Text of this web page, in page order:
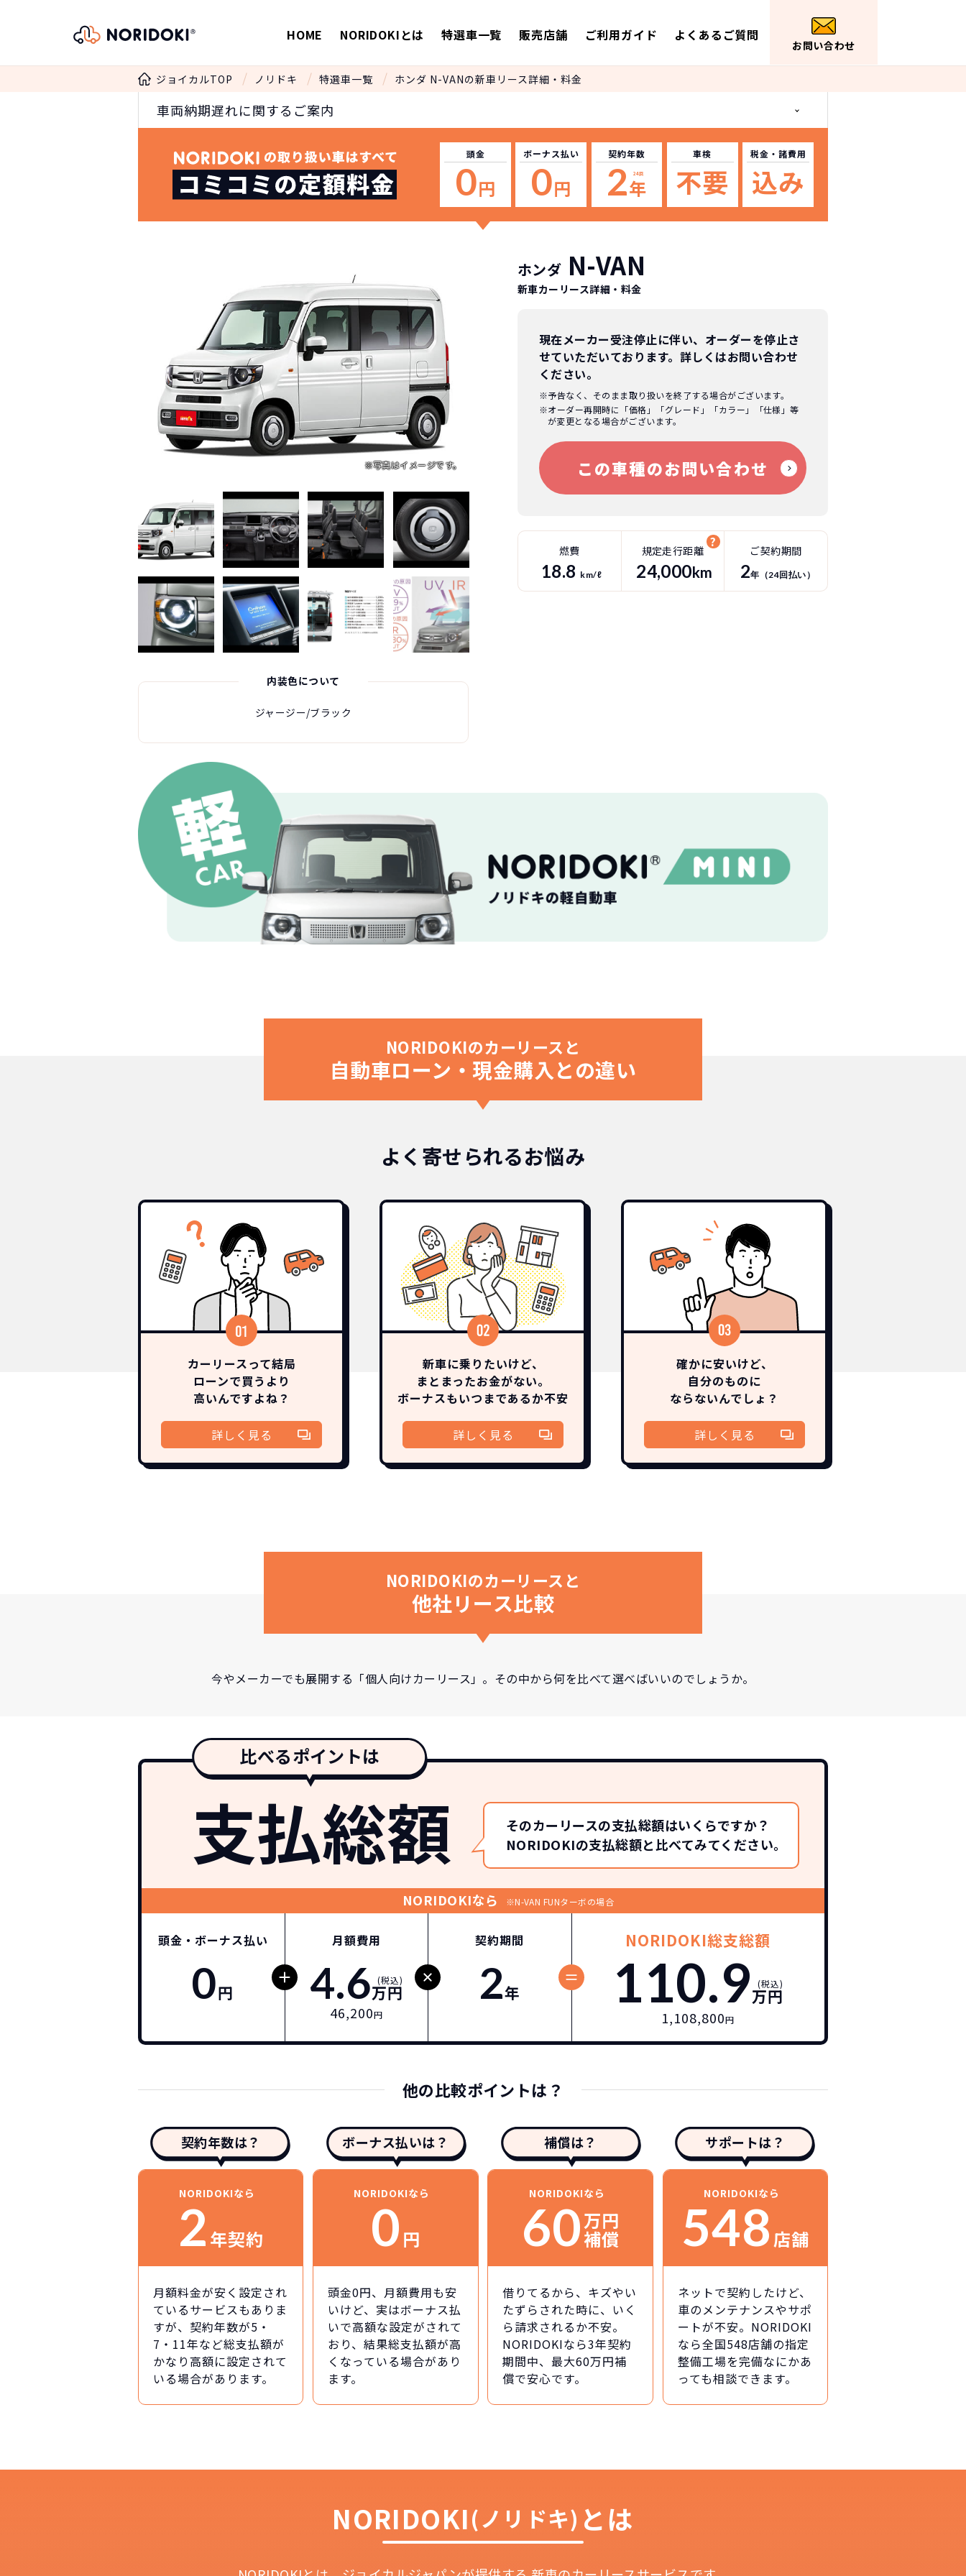
HOME NORIDOKIとは 特選車一覧 販売店舗 ご利用ガイド よくあるご質問
お問い合わせ
ジョイカルTOP ノリドキ 特選車一覧 ホンダ N-VANの新車リース詳細・料金
車両納期遅れに関するご案内
頭金
0円
ボーナス払い
0円
契約年数
2年
24回
車検
不要
税金 ・諸費用
込み
ホンダ N-VAN
新車カーリース詳細 ・料金
現在メーカー受注停止に伴い、オーダーを停止さ
せていただいております。 詳しくはお問い合わせ
ください。
※予告なく、そのまま取り扱いを終了する場合がございます。
※オーダー再開時に「価格」「グレード」「カラー」「仕様」等
が変更となる場合がございます。
この車種のお問い合わせ
燃費
18.8 km/ℓ
規定走行距離
24,000km
ご契約期間
2年（24回払い）
内装色について
ジャージー/ブラック
NORIDOKIのカーリースと
自動車ローン・現金購入との違い
よく寄せられるお悩み
カーリースって結局
ローンで買うより
高いんですよね？
詳しく見る
新車に乗りたいけど、
まとまったお金がない。
ボーナスもいつまであるか不安
詳しく見る
確かに安いけど、
自分のものに
ならないんでしょ？
詳しく見る
NORIDOKIのカーリースと
他社リース比較
今やメーカーでも展開する「個人向けカーリース」。その中から何を比べて選べばいいのでしょうか。
比べるポイントは
支払総額
そのカーリースの支払総額はいくらですか？
NORIDOKIの支払総額と比べてみてください。
NORIDOKIなら ※N-VAN FUNターボの場合
頭金・ボーナス払い
0円
月額費用
4.6万円
(税込)
46,200円
契約期間
2年
NORIDOKI総支総額
110.9万円
(税込)
1,108,800円
他の比較ポイントは？
契約年数は？
NORIDOKIなら
2 年契約
月額料金が安く設定され
ているサービスもありま
すが、契約年数が5・
7・11年など総支払額が
かなり高額に設定されて
いる場合があります。
ボーナス払いは？
NORIDOKIなら
0 円
頭金0円、月額費用も安
いけど、実はボーナス払
いで高額な設定がされて
おり、結果総支払額が高
くなっている場合があり
ます。
補償は？
NORIDOKIなら
60万円
補償
借りてるから、キズやい
たずらされた時に、いく
ら請求されるか不安。
NORIDOKIなら3年契約
期間中、最大60万円補
償で安心です。
サポートは？
NORIDOKIなら
548店舗
ネットで契約したけど、
車のメンテナンスやサポ
ートが不安。NORIDOKI
なら全国548店舗の指定
整備工場を完備なにかあ
っても相談できます。
NORIDOKI(ノリドキ) とは
どこよりも安く ご契約いただけます！
頭金不要で超低価格！憧れのクルマが手軽に乗れます！
安さの秘密
短期間だから安心！
常に新車なので故障の心配がありませんし、急なライフスタイルの変化にも対応が可能です。
月々定額料金で安心
月々「定額料金」をお支払いいただくだけでご利用いただけます。